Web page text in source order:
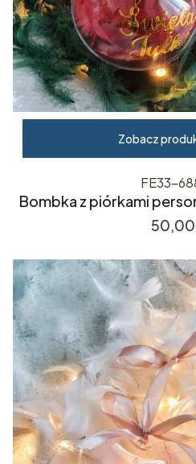
Zobacz
FE33-
Bombka z piórkami
Cena
50,00